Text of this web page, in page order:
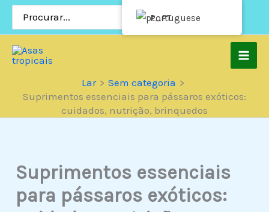
Pular
conteúdo
Lar
Sem categoria
Suprimentos essenciais para pássaros exóticos:
cuidados, nutrição, brinquedos
Suprimentos essenciais
para pássaros exóticos:
Portuguese